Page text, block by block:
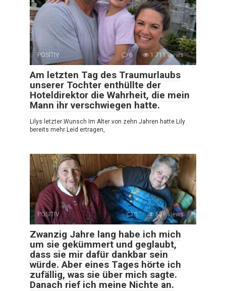
POSITIV 0 1 711 views
Am letzten Tag des Traumurlaubs
unserer Tochter enthüllte der
Hoteldirektor die Wahrheit, die mein
Mann ihr verschwiegen hatte.
Lilys letzter Wunsch Im Alter von zehn Jahren hatte Lily
bereits mehr Leid ertragen,
POSITIV 0 639 views
Zwanzig Jahre lang habe ich mich
um sie gekümmert und geglaubt,
dass sie mir dafür dankbar sein
würde. Aber eines Tages hörte ich
zufällig, was sie über mich sagte.
Danach rief ich meine Nichte an.